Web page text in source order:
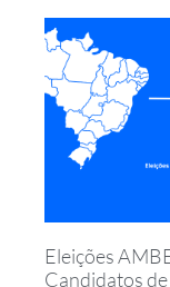
Eleições
Candidatos